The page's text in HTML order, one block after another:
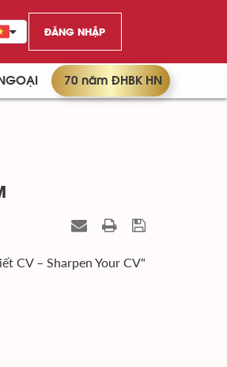
ĐĂNG NHẬP
70 năm ĐHBK HN
CV – Sharpen Your CV"